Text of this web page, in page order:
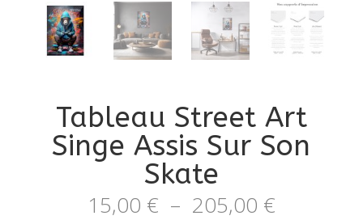
Tableau Street Art
Singe Assis Sur Son
Skate
15,00 € – 205,00 €Plage